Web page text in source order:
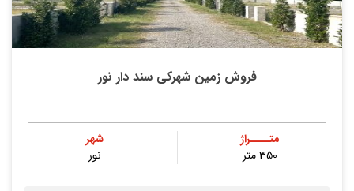
فروش زمین شهرکی سند دار نور
متــــراژ
350 متر
شهر
نور